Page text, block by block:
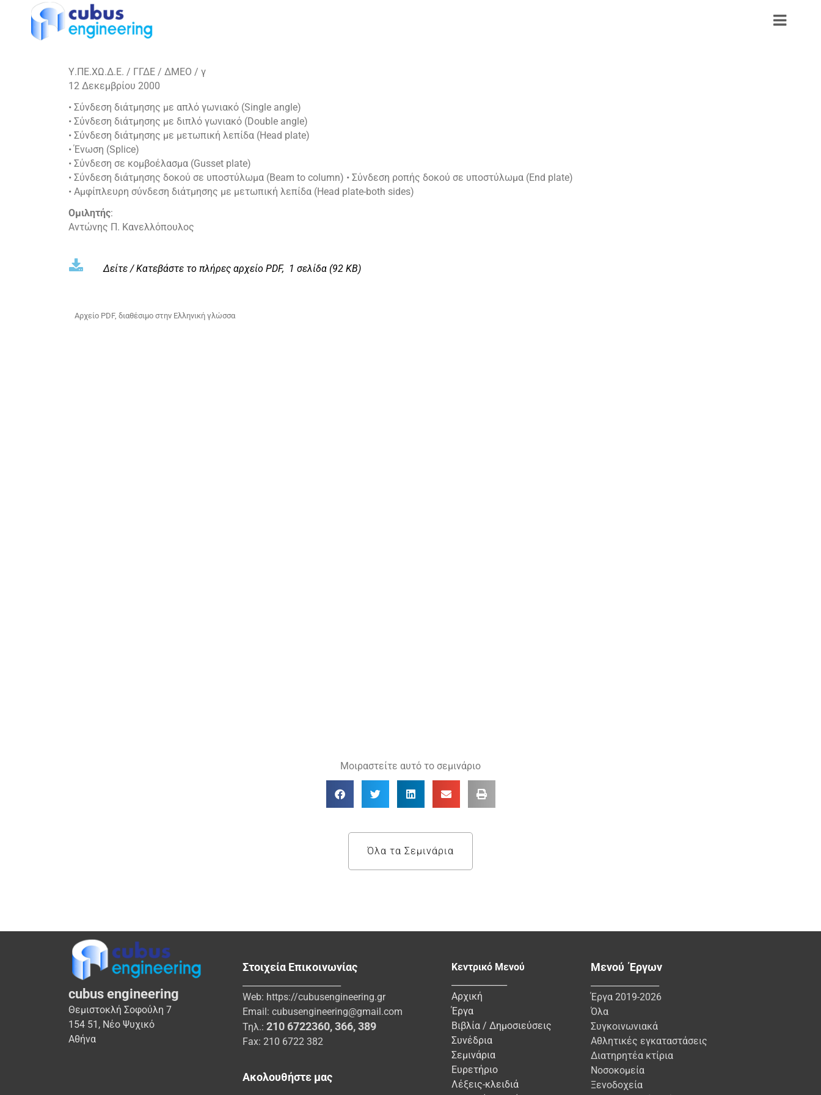
Υ.ΠΕ.ΧΩ.Δ.Ε. / ΓΓΔΕ / ΔΜΕΟ / γ
12 Δεκεμβρίου 2000
• Σύνδεση διάτμησης με απλό γωνιακό (Single angle)
• Σύνδεση διάτμησης με διπλό γωνιακό (Double angle)
• Σύνδεση διάτμησης με μετωπική λεπίδα (Head plate)
• Ένωση (Splice)
• Σύνδεση σε κομβοέλασμα (Gusset plate)
• Σύνδεση διάτμησης δοκού σε υποστύλωμα (Beam to column) • Σύνδεση ροπής δοκού σε υποστύλωμα (End plate)
• Αμφίπλευρη σύνδεση διάτμησης με μετωπική λεπίδα (Ηead plate-both sides)
Ομιλητής:
Αντώνης Π. Κανελλόπουλος
Δείτε / Κατεβάστε το πλήρες αρχείο PDF, 1 σελίδα (92 KΒ)
Αρχείο PDF, διαθέσιμο στην Ελληνική γλώσσα
Μοιραστείτε αυτό το σεμινάριο
Όλα τα Σεμινάρια
cubus engineering
Θεμιστοκλή Σοφούλη 7
154 51, Νέο Ψυχικό
Αθήνα
Στοιχεία Επικοινωνίας
Web: https://cubusengineering.gr
Email: cubusengineering@gmail.com
Τηλ.: 210 6722360,366,389
Fax: 210 6722 382
Ακολουθήστε μας
Κεντρικό Μενού
Αρχική
Έργα
Βιβλία / Δημοσιεύσεις
Συνέδρια
Σεμινάρια
Ευρετήριο
Λέξεις-κλειδιά
Μενού Έργων
Έργα 2019-2026
Όλα
Συγκοινωνιακά
Αθλητικές εγκαταστάσεις
Διατηρητέα κτίρια
Νοσοκομεία
Ξενοδοχεία